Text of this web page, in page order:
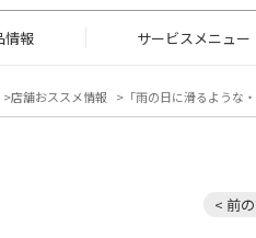
情報 サービスメニュー
店舗おススメ情報 「雨の日に滑るような
< 前